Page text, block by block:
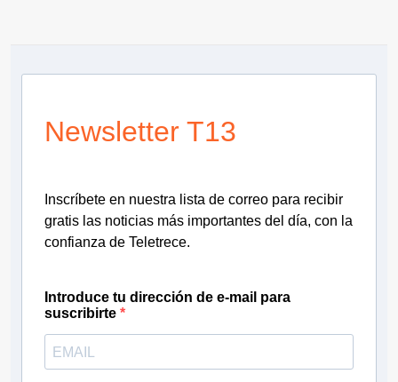
Newsletter T13
Inscríbete en nuestra lista de correo para recibir
gratis las noticias más importantes del día, con la
confianza de Teletrece.
Introduce tu dirección de e-mail para
suscribirte